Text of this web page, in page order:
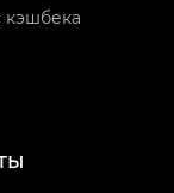
кэшбека